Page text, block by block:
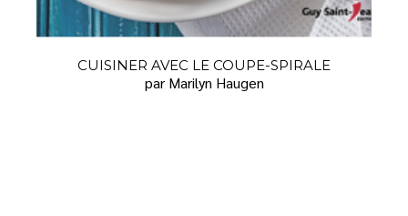
CUISINER AVEC LE COUPE-SPIRALE
par Marilyn Haugen